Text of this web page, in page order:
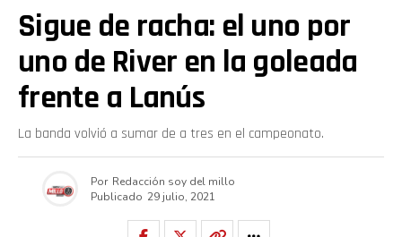
Sigue de racha: el uno por
uno de River en la goleada
frente a Lanús
La banda volvió a sumar de a tres en el campeonato.
Por Redacción soy del millo
Publicado 29 julio, 2021